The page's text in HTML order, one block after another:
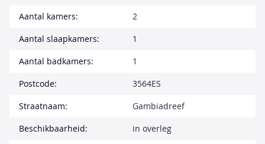
Aantal kamers:
2
Aantal slaapkamers:
1
Aantal badkamers:
1
Postcode:
3564ES
Straatnaam:
Gambiadreef
Beschikbaarheid:
in overleg